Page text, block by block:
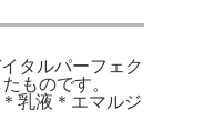
タルパーフェク
ものです。
乳液＊エマルジ